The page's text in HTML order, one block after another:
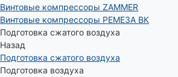
Винтовые компрессоры ZAMMER
Винтовые компрессоры РЕМЕЗА ВК
Подготовка сжатого воздуха
Назад
Подготовка сжатого воздуха
Подготовка воздуха